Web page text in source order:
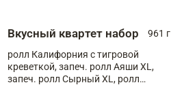
Вкусный квартет набор
961 г
ролл Калифорния с тигровой
креветкой, запеч. ролл Аяши XL,
запеч. ролл Сырный XL, ролл